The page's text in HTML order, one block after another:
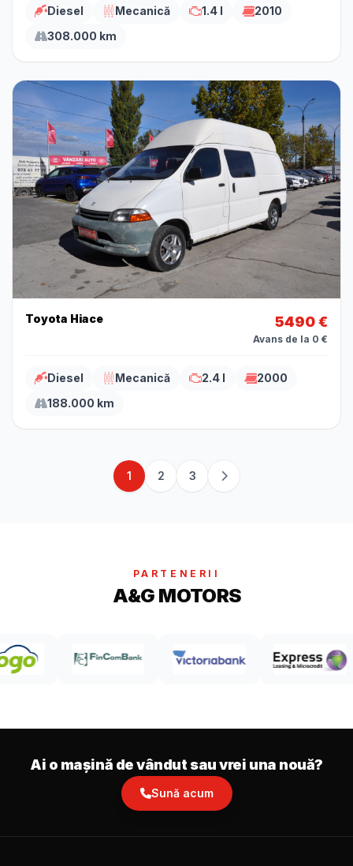
Diesel Mecanică 1.4 l
2010
308.000 km
Toyota Hiace 5490 €
Avans de la 0 €
Diesel Mecanică 2.4 l
2000
188.000 km
1 2 3
PARTENERII
A&G MOTORS
Ai o mașină de vândut sau vrei una nouă?
Sună acum